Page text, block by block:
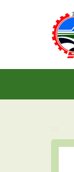
容
:::